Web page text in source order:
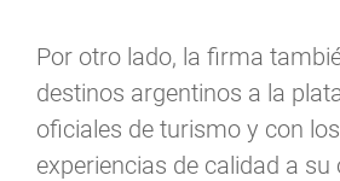
Por otro lado, la firma
destinos argentinos a la
oficiales de turismo y con
experiencias de calidad a